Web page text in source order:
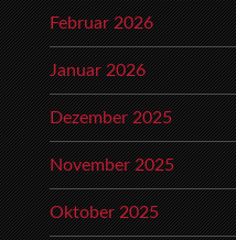
Februar 2026
Januar 2026
Dezember 2025
November 2025
Oktober 2025